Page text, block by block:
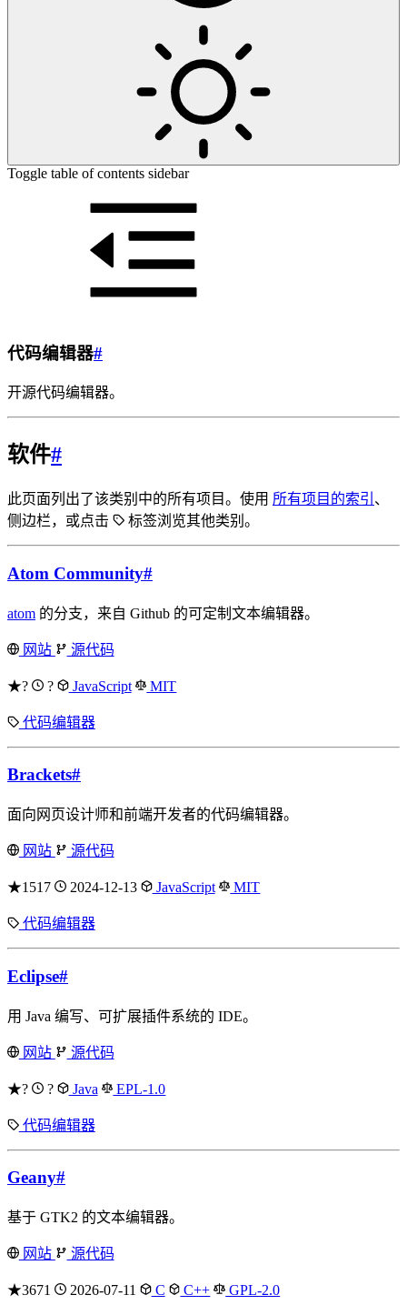
Toggle table of contents sidebar
代码编辑器#
开源代码编辑器。
软件#
此页面列出了该类别中的所有项目。使用 所有项目的索引 、
侧边栏，或点击
标签浏览其他类别。
Atom Community#
atom 的分支，来自 Github 的可定制文本编辑器。
网站 源代码
★? ? JavaScript MIT
代码编辑器
Brackets#
面向网页设计师和前端开发者的代码编辑器。
网站 源代码
★1517 2024-12-13 JavaScript MIT
代码编辑器
Eclipse#
用 Java 编写、可扩展插件系统的 IDE。
网站 源代码
★? ? Java EPL-1.0
代码编辑器
Geany#
基于 GTK2 的文本编辑器。
网站 源代码
★3671 2026-07-11 C C++ GPL-2.0